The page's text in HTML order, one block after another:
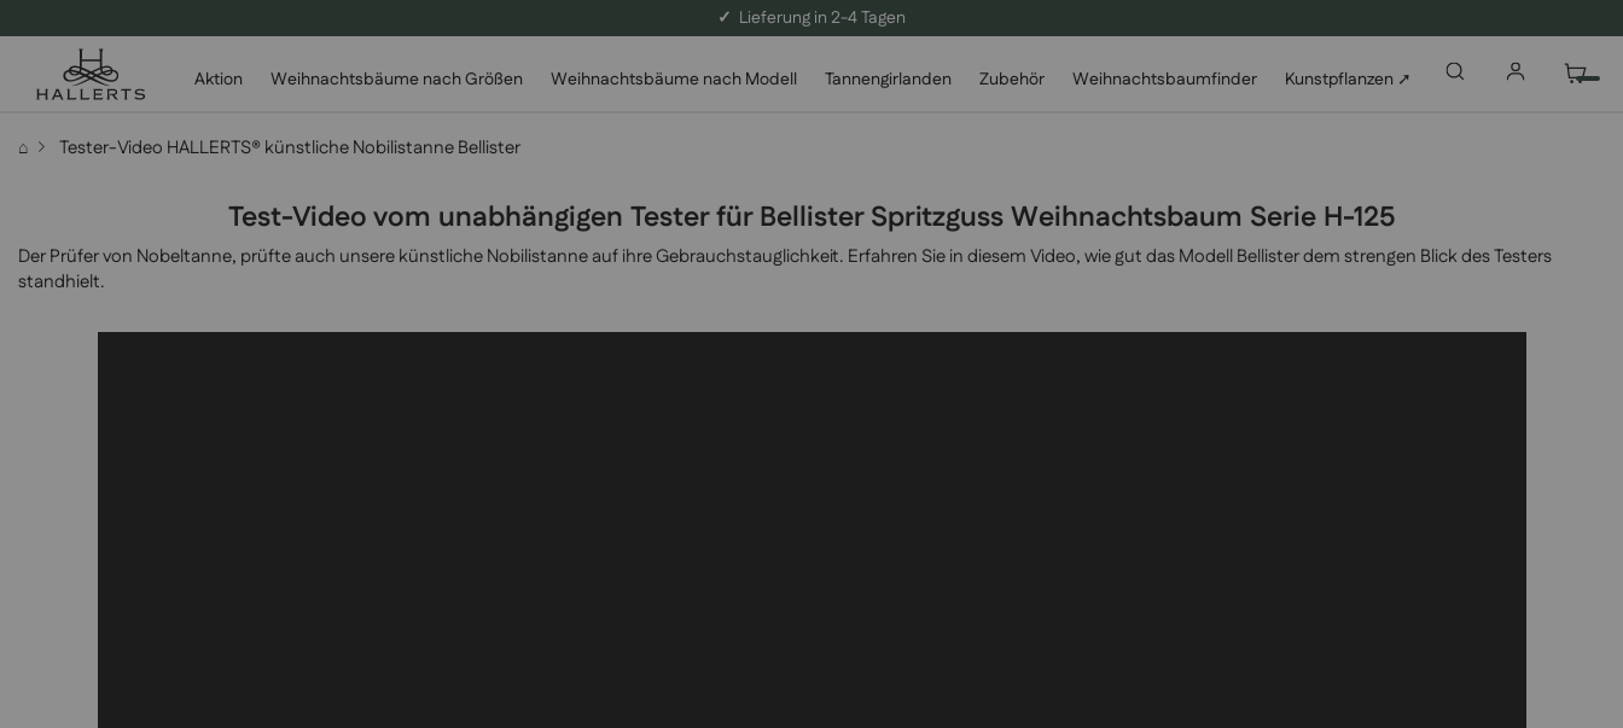
✓ Lieferung in 2-4 Tagen
Aktion Weihnachtsbäume nach Größen Weihnachtsbäume nach Modell Tannengirlanden Zubehör Weihnachtsbaumfinder Kunstpflanzen ➚
⌂ Tester-Video HALLERTS® künstliche Nobilistanne Bellister
Test-Video vom unabhängigen Tester für Bellister Spritzguss Weihnachtsbaum Serie H-125
Der Prüfer von Nobeltanne, prüfte auch unsere künstliche Nobilistanne auf ihre Gebrauchstauglichkeit. Erfahren Sie in diesem Video, wie gut das Modell Bellister dem strengen Blick des Testers
standhielt.